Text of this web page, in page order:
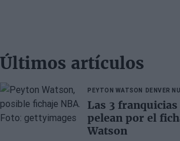
Últimos artículos
PEYTON WATSON DENVER
Las 3 franquicias
pelean por el
Watson